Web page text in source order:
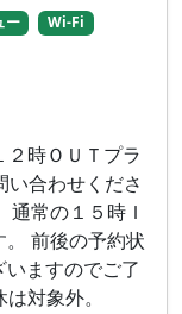
ー
Wi-Fi
時ＯＵＴプラ
合わせくださ
常の１５時Ｉ
前後の予約状
ますのでご了
対象外。